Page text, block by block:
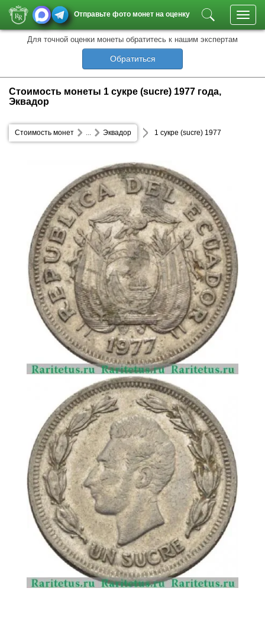
Отправьте фото монет на оценку
Для точной оценки монеты обратитесь к нашим экспертам
Обратиться
Стоимость монеты 1 сукре (sucre) 1977 года,
Эквадор
Стоимость монет Эквадор
... 1 сукре (sucre) 1977